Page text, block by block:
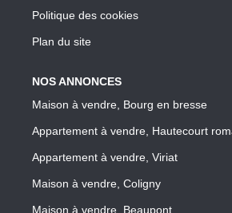
Politique des cookies
Plan du site
NOS ANNONCES
Maison à vendre, Bourg en bresse
Appartement à vendre, Hautecourt
Appartement à vendre, Viriat
Maison à vendre, Coligny
Maison à vendre, Beaupont